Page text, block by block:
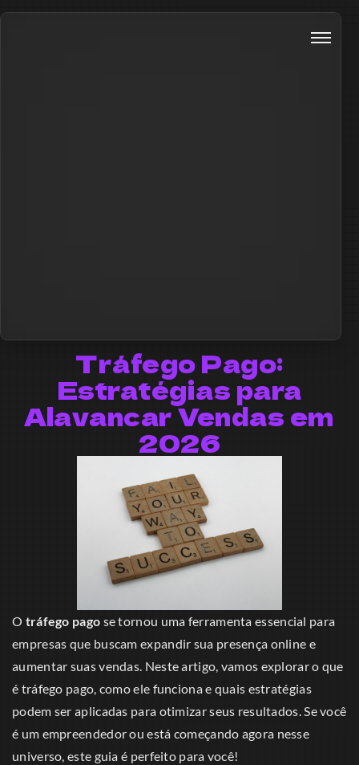
Tráfego Pago:
Estratégias para
Alavancar Vendas em
2026
O tráfego pago se tornou uma ferramenta essencial para
empresas que buscam expandir sua presença online e
aumentar suas vendas. Neste artigo, vamos explorar o que
é tráfego pago, como ele funciona e quais estratégias
podem ser aplicadas para otimizar seus resultados. Se você
é um empreendedor ou está começando agora nesse
universo, este guia é perfeito para você!